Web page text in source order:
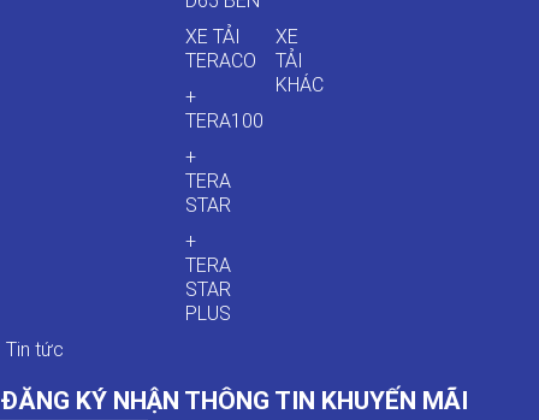
XE TẢI
TERACO
+
TERA100
+
TERA
STAR
+
TERA
STAR
PLUS
XE
TẢI
KHÁC
Tin tức
ĐĂNG KÝ NHẬN THÔNG TIN KHUYẾN MÃI